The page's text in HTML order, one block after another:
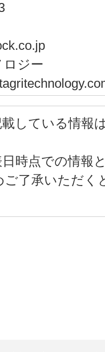
ス
リテク
している情報
時点での情報
了承いただく